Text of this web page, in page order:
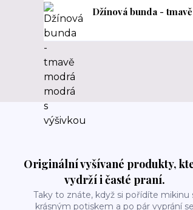
Džínová bunda -
Originální vyšívané produkty,
vydrží i časté praní.
Taky to znáte, když si pořídíte mikinu
krásným potiskem a po pár vyprání se